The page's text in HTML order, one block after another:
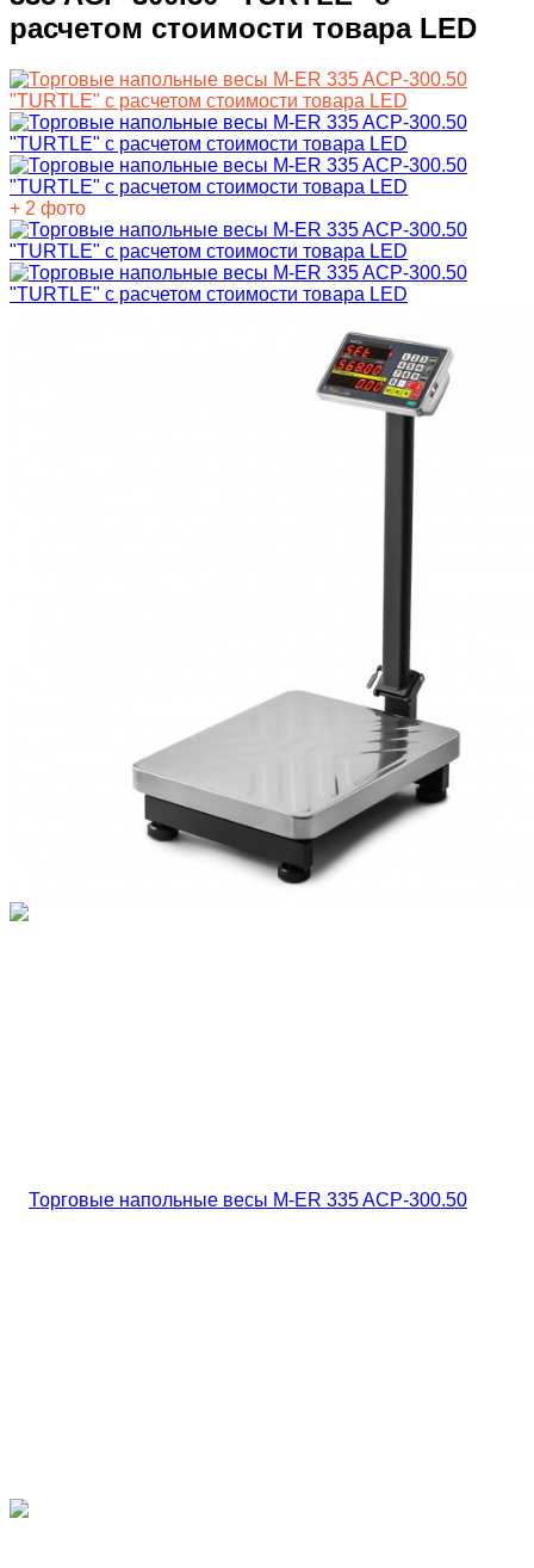
расчетом стоимости товара LED
+ 2 фото